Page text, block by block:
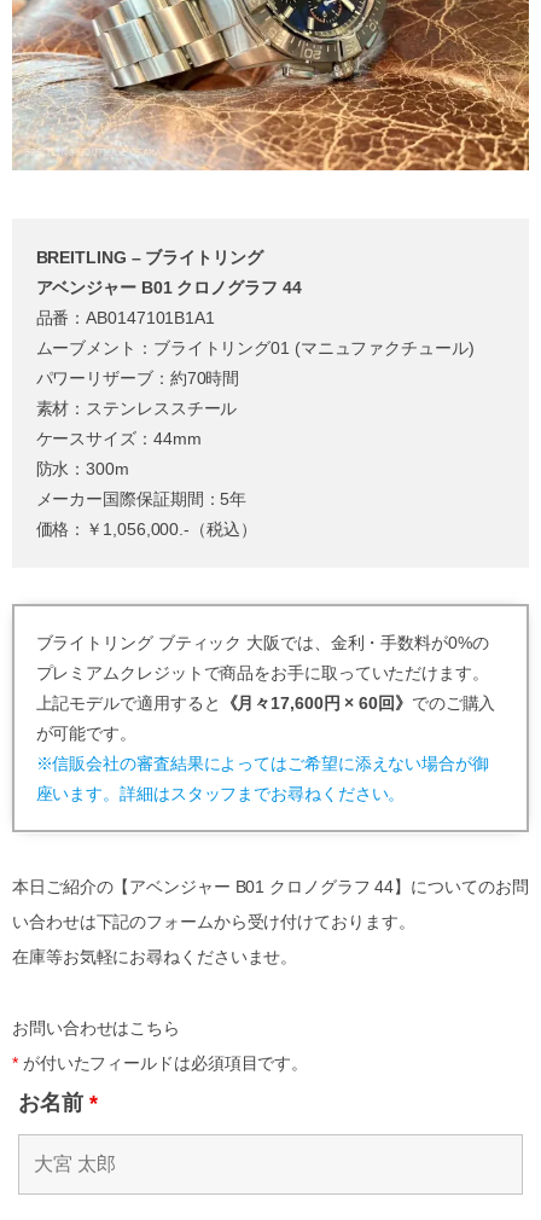
BREITLING – ブライトリング
アベンジャー B01 クロノグラフ 44
品番：AB0147101B1A1
ムーブメント：ブライトリング01 (マニュファクチュール)
パワーリザーブ：約70時間
素材：ステンレススチール
ケースサイズ：44mm
防水：300m
メーカー国際保証期間：5年
価格：￥1,056,000.-（税込）
ブライトリング ブティック 大阪では、金利・手数料が0%の
プレミアムクレジットで商品をお手に取っていただけます。
上記モデルで適用すると
《月々17,600円 × 60回》 でのご購入
が可能です。
※信販会社の審査結果によってはご希望に添えない場合が御
座います。詳細はスタッフまでお尋ねください。
本日ご紹介の【アベンジャー B01 クロノグラフ 44】についてのお問
い合わせは下記のフォームから受け付けております。
在庫等お気軽にお尋ねくださいませ。
お問い合わせはこちら
*が付いたフィールドは必須項目です。
お名前 *